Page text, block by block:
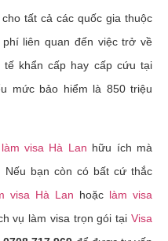
tất cả các quốc gia thuộc
liên quan đến việc trở về
khẩn cấp hay cấp cứu tại
mức bảo hiểm là 850 triệu
làm visa Hà Lan hữu ích mà
Nếu bạn còn có bất cứ thắc
visa Hà Lan hoặc làm visa
vụ làm visa trọn gói tại Visa